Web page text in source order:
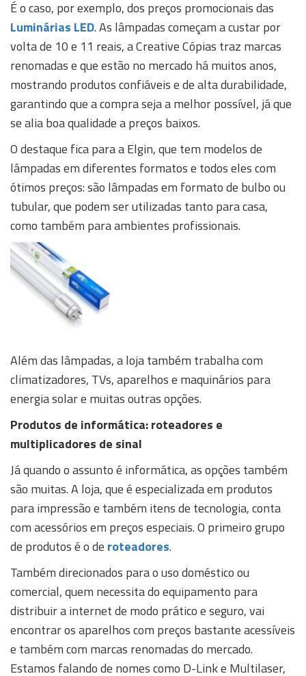
É o caso, por exemplo, dos preços promocionais das
Luminárias LED. As lâmpadas começam a custar por
volta de 10 e 11 reais, a Creative Cópias traz marcas
renomadas e que estão no mercado há muitos anos,
mostrando produtos confiáveis e de alta durabilidade,
garantindo que a compra seja a melhor possível, já que
se alia boa qualidade a preços baixos.
O destaque fica para a Elgin, que tem modelos de
lâmpadas em diferentes formatos e todos eles com
ótimos preços: são lâmpadas em formato de bulbo ou
tubular, que podem ser utilizadas tanto para casa,
como também para ambientes profissionais.
Além das lâmpadas, a loja também trabalha com
climatizadores, TVs, aparelhos e maquinários para
energia solar e muitas outras opções.
Produtos de informática: roteadores e
multiplicadores de sinal
Já quando o assunto é informática, as opções também
são muitas. A loja, que é especializada em produtos
para impressão e também itens de tecnologia, conta
com acessórios em preços especiais. O primeiro grupo
de produtos é o de roteadores.
Também direcionados para o uso doméstico ou
comercial, quem necessita do equipamento para
distribuir a internet de modo prático e seguro, vai
encontrar os aparelhos com preços bastante acessíveis
e também com marcas renomadas do mercado.
Estamos falando de nomes como D-Link e Multilaser,